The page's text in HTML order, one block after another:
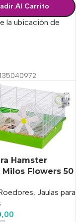
Al Carrito
la ubicación de
Hamster
Milos Flowers 50
, Jaulas para